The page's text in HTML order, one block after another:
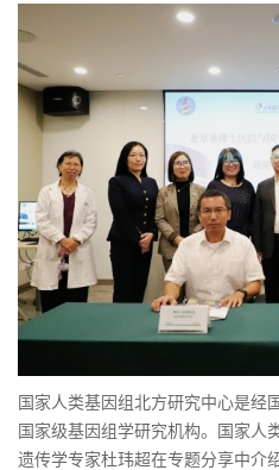
国家人类基因组北方研究中心是经
国家级基因组学研究机构。国家人
遗传学专家杜玮超在专题分享中介